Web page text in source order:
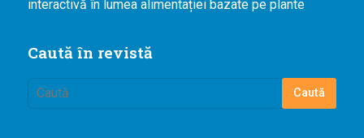
interactivă în lumea alimentației bazate pe plante
Caută în revistă